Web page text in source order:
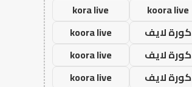
koora live
kora live
كورة لايف
koora live
كورة لايف
koora live
كورة لايف
koora live